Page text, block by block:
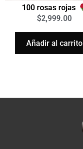
100 rosas rojas
$2,999.00
Añadir al carrito